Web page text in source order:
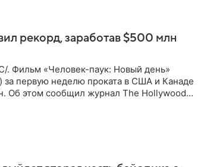
рекорд, заработав $500 млн
Фильм «Человек-паук: Новый день»
за первую неделю проката в США и Канаде
Об этом сообщил журнал The Hollywood